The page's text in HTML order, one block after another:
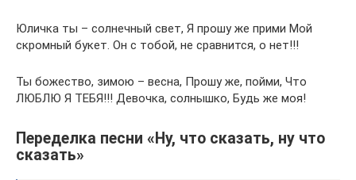
Юличка ты – солнечный свет, Я прошу же прими Мой
скромный букет. Он с тобой, не сравнится, о нет!!!
Ты божество, зимою – весна, Прошу же, пойми, Что
ЛЮБЛЮ Я ТЕБЯ!!! Девочка, солнышко, Будь же моя!
Переделка песни «Ну, что сказать, ну что
сказать»